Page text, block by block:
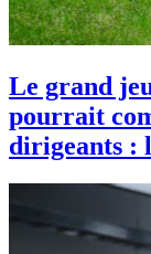
Le grand
pourrait
dirigeants :